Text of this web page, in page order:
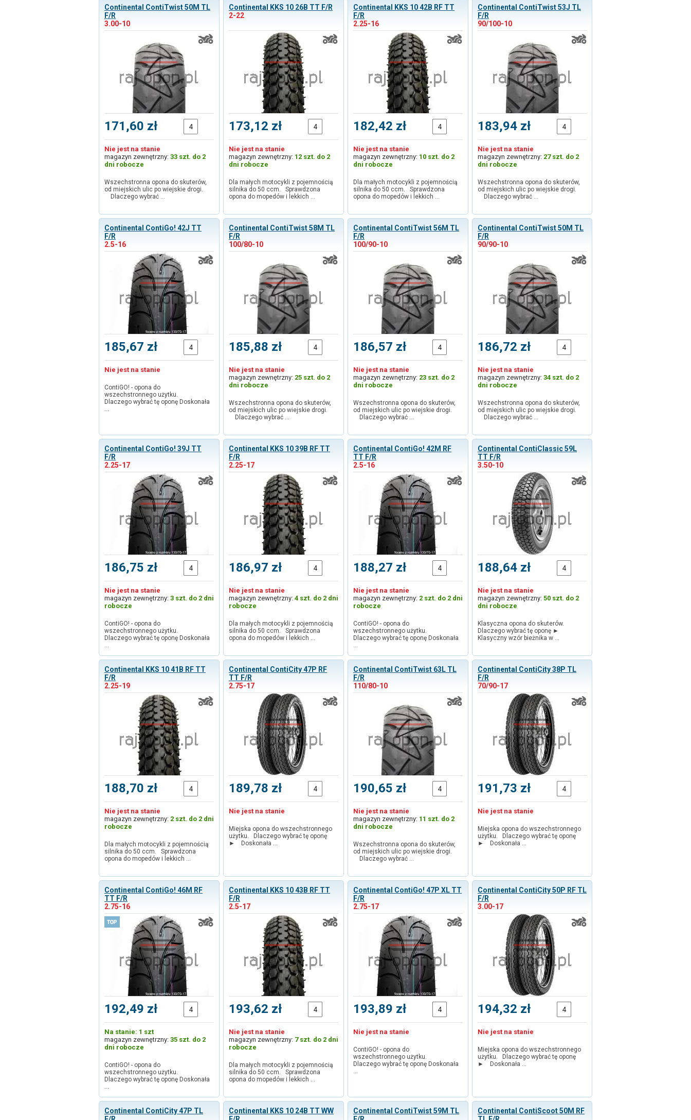
Continental ContiTwist 50M TL
F/R
3.00-10
171,60 zł
Nie jest na stanie
magazyn zewnętrzny: 33 szt. do 2
dni robocze
Wszechstronna opona do skuterów,
od miejskich ulic po wiejskie drogi.
Dlaczego wybrać …
Continental KKS 10 26B TT F/R
2-22
173,12 zł
Nie jest na stanie
magazyn zewnętrzny: 12 szt. do 2
dni robocze
Dla małych motocykli z pojemnością
silnika do 50 ccm. Sprawdzona
opona do mopedów i lekkich …
Continental KKS 10 42B RF TT
F/R
2.25-16
182,42 zł
Nie jest na stanie
magazyn zewnętrzny: 10 szt. do 2
dni robocze
Dla małych motocykli z pojemnością
silnika do 50 ccm. Sprawdzona
opona do mopedów i lekkich …
Continental ContiTwist 53J TL
F/R
90/100-10
183,94 zł
Nie jest na stanie
magazyn zewnętrzny: 27 szt. do 2
dni robocze
Wszechstronna opona do skuterów,
od miejskich ulic po wiejskie drogi.
Dlaczego wybrać …
Continental ContiGo! 42J TT
F/R
2.5-16
185,67 zł
Nie jest na stanie
ContiGO! - opona do
wszechstronnego użytku.
Dlaczego wybrać tę oponę Doskonała
…
Continental ContiTwist 58M TL
F/R
100/80-10
185,88 zł
Nie jest na stanie
magazyn zewnętrzny: 25 szt. do 2
dni robocze
Wszechstronna opona do skuterów,
od miejskich ulic po wiejskie drogi.
Dlaczego wybrać …
Continental ContiTwist 56M TL
F/R
100/90-10
186,57 zł
Nie jest na stanie
magazyn zewnętrzny: 23 szt. do 2
dni robocze
Wszechstronna opona do skuterów,
od miejskich ulic po wiejskie drogi.
Dlaczego wybrać …
Continental ContiTwist 50M TL
F/R
90/90-10
186,72 zł
Nie jest na stanie
magazyn zewnętrzny: 34 szt. do 2
dni robocze
Wszechstronna opona do skuterów,
od miejskich ulic po wiejskie drogi.
Dlaczego wybrać …
Continental ContiGo! 39J TT
F/R
2.25-17
186,75 zł
Nie jest na stanie
magazyn zewnętrzny: 3 szt. do 2 dni
robocze
ContiGO! - opona do
wszechstronnego użytku.
Dlaczego wybrać tę oponę Doskonała
…
Continental KKS 10 39B RF TT
F/R
2.25-17
186,97 zł
Nie jest na stanie
magazyn zewnętrzny: 4 szt. do 2 dni
robocze
Dla małych motocykli z pojemnością
silnika do 50 ccm. Sprawdzona
opona do mopedów i lekkich …
Continental ContiGo! 42M RF
TT F/R
2.5-16
188,27 zł
Nie jest na stanie
magazyn zewnętrzny: 2 szt. do 2 dni
robocze
ContiGO! - opona do
wszechstronnego użytku.
Dlaczego wybrać tę oponę Doskonała
…
Continental ContiClassic 59L
TT F/R
3.50-10
188,64 zł
Nie jest na stanie
magazyn zewnętrzny: 50 szt. do 2
dni robocze
Klasyczna opona do skuterów.
Dlaczego wybrać tę oponę ►
Klasyczny wzór bieżnika w …
Continental KKS 10 41B RF TT
F/R
2.25-19
188,70 zł
Nie jest na stanie
magazyn zewnętrzny: 2 szt. do 2 dni
robocze
Dla małych motocykli z pojemnością
silnika do 50 ccm. Sprawdzona
opona do mopedów i lekkich …
Continental ContiCity 47P RF
TT F/R
2.75-17
189,78 zł
Nie jest na stanie
Miejska opona do wszechstronnego
użytku. Dlaczego wybrać tę oponę
► Doskonała …
Continental ContiTwist 63L TL
F/R
110/80-10
190,65 zł
Nie jest na stanie
magazyn zewnętrzny: 11 szt. do 2
dni robocze
Wszechstronna opona do skuterów,
od miejskich ulic po wiejskie drogi.
Dlaczego wybrać …
Continental ContiCity 38P TL
F/R
70/90-17
191,73 zł
Nie jest na stanie
Miejska opona do wszechstronnego
użytku. Dlaczego wybrać tę oponę
► Doskonała …
Continental ContiGo! 46M RF
TT F/R
2.75-16
192,49 zł
Na stanie: 1 szt
magazyn zewnętrzny: 35 szt. do 2
dni robocze
ContiGO! - opona do
wszechstronnego użytku.
Dlaczego wybrać tę oponę Doskonała
…
Continental KKS 10 43B RF TT
F/R
2.5-17
193,62 zł
Nie jest na stanie
magazyn zewnętrzny: 7 szt. do 2 dni
robocze
Dla małych motocykli z pojemnością
silnika do 50 ccm. Sprawdzona
opona do mopedów i lekkich …
Continental ContiGo! 47P XL TT
F/R
2.75-17
193,89 zł
Nie jest na stanie
ContiGO! - opona do
wszechstronnego użytku.
Dlaczego wybrać tę oponę Doskonała
…
Continental ContiCity 50P RF TL
F/R
3.00-17
194,32 zł
Nie jest na stanie
Miejska opona do wszechstronnego
użytku. Dlaczego wybrać tę oponę
► Doskonała …
Continental ContiCity 47P TL
Continental KKS 10 24B TT WW
Continental ContiTwist 59M TL
Continental ContiScoot 50M RF